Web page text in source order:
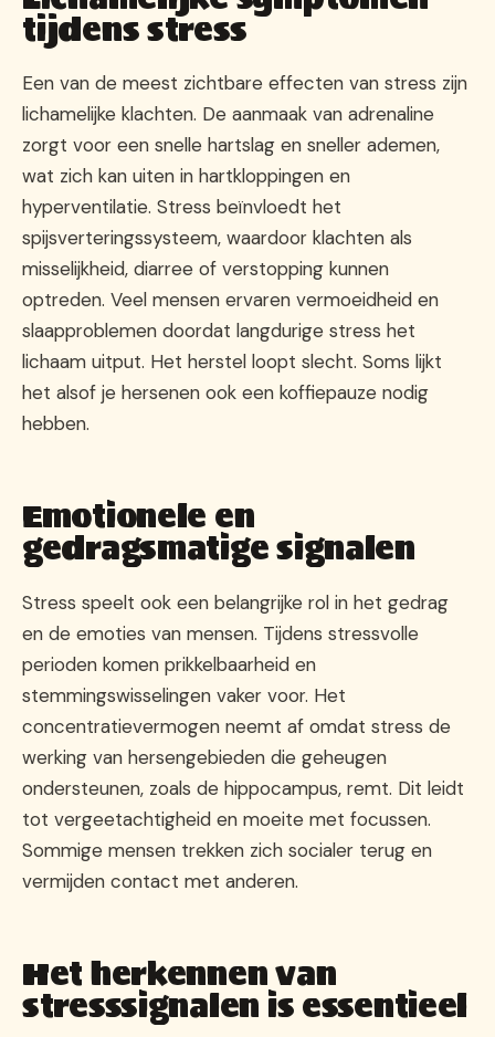
tijdens stress
Een van de meest zichtbare effecten van stress zijn
lichamelijke klachten. De aanmaak van adrenaline
zorgt voor een snelle hartslag en sneller ademen,
wat zich kan uiten in hartkloppingen en
hyperventilatie. Stress beïnvloedt het
spijsverteringssysteem, waardoor klachten als
misselijkheid, diarree of verstopping kunnen
optreden. Veel mensen ervaren vermoeidheid en
slaapproblemen doordat langdurige stress het
lichaam uitput. Het herstel loopt slecht. Soms lijkt
het alsof je hersenen ook een koffiepauze nodig
hebben.
Emotionele en
gedragsmatige signalen
Stress speelt ook een belangrijke rol in het gedrag
en de emoties van mensen. Tijdens stressvolle
perioden komen prikkelbaarheid en
stemmingswisselingen vaker voor. Het
concentratievermogen neemt af omdat stress de
werking van hersengebieden die geheugen
ondersteunen, zoals de hippocampus, remt. Dit leidt
tot vergeetachtigheid en moeite met focussen.
Sommige mensen trekken zich socialer terug en
vermijden contact met anderen.
Het herkennen van
stresssignalen is essentieel